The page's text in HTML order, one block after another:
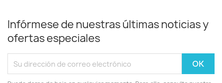
Infórmese de nuestras últimas noticias y
ofertas especiales